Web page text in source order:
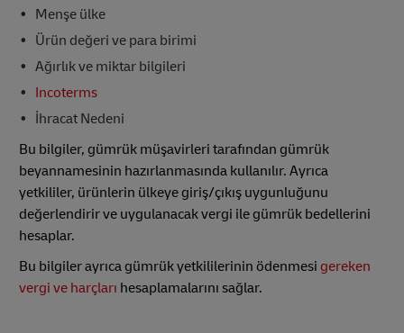
Menşe ülke
Ürün değeri ve para birimi
Ağırlık ve miktar bilgileri
Incoterms
İhracat Nedeni
Bu bilgiler, gümrük müşavirleri tarafından gümrük
beyannamesinin hazırlanmasında kullanılır. Ayrıca
yetkililer, ürünlerin ülkeye giriş/çıkış uygunluğunu
değerlendirir ve uygulanacak vergi ile gümrük bedellerini
hesaplar.
Bu bilgiler ayrıca gümrük yetkililerinin ödenmesi gereken
vergi ve harçları hesaplamalarını sağlar.